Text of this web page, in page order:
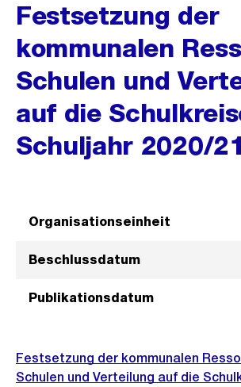
Festsetzung der
kommunalen
Schulen und
auf die
Schuljahr 2020/21
Organisationseinheit
Beschlussdatum
Publikationsdatum
Festsetzung der kommunalen
Schulen und Verteilung auf die